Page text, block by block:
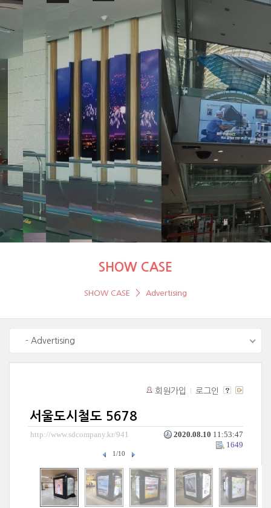
Smart Director
(주)에스디컴퍼니는 고객의 만족을 위하여 최선을 다하고 있습니다.
Multi Vision / DID
SHOW CASE
SHOW CASE Advertising
- Advertising
회원가입 로그인
서울도시철도 5678
http://www.sdcompany.kr/941 2020.08.10 11:53:47
1649
1/10